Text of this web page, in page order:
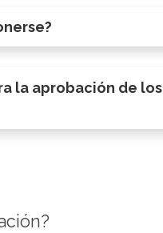
la aprobación de los